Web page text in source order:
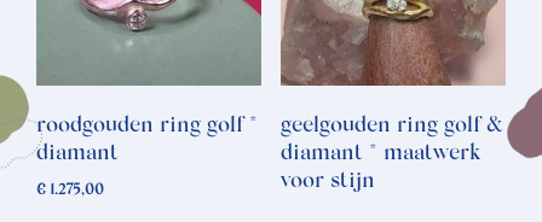
roodgouden ring golf *
diamant
€ 1.275,00
geelgouden ring golf &
diamant * maatwerk
voor stijn